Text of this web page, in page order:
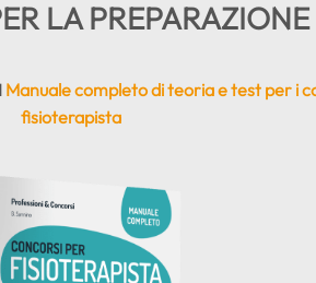
LA PREPARAZIONE
Manuale completo di teoria e test per i
fisioterapista